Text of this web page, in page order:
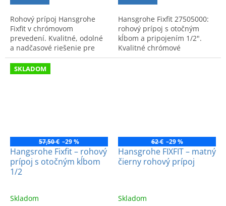
Rohový prípoj Hansgrohe
Fixfit v chrómovom
prevedení. Kvalitné, odolné
a nadčasové riešenie pre
moderný sprchový systém.
Hansgrohe Fixfit 27505000:
rohový prípoj s otočným
kĺbom a pripojením 1/2".
Kvalitné chrómové
prevedenie pre dlhú
SKLADOM
57,50 € –29 %
Hangsrohe Fixfit – rohový
prípoj s otočným kĺbom
1/2
Skladom
62 € –29 %
Hansgrohe FIXFIT – matný
čierny rohový prípoj
Skladom